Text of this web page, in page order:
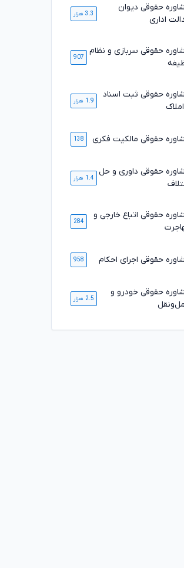
کیفری و جرایم
دیوان عدالت اداری
کار و تأمین اجتماعی
دریافت مشاوره
حقوقی دیوان
اداری
3.3 هزار
حقوقی سربازی و نظام
907
حقوقی ثبت اسناد
1.9 هزار
حقوقی مالکیت فکری 138
حقوقی داوری و حل
1.4 هزار
حقوقی اتباع خارجی و
284
حقوقی اجرای احکام 958
حقوقی خودرو و
2.5 هزار